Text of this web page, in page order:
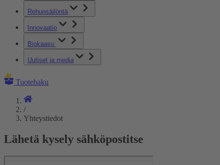
Rehunsäilöntä
Innovaatio
Biokaasu
Uutiset ja media
Tuotehaku
/
Yhteystiedot
Lähetä kysely sähköpostitse